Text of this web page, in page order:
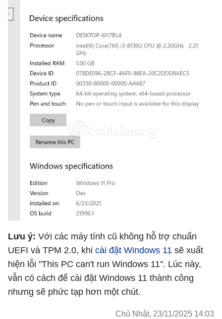
Lưu ý: Với các máy tính cũ không hỗ trợ chuẩn
UEFI và TPM 2.0, khi cài đặt Windows 11 sẽ xuất
hiện lỗi "This PC can't run Windows 11". Lúc này,
vẫn có cách để cài đặt Windows 11 thành công
nhưng sẽ phức tạp hơn một chút.
Chủ Nhật, 23/11/2025 14:03